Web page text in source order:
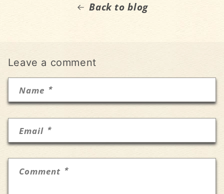
Back to blog
Leave a comment
Name *
Email *
Comment *